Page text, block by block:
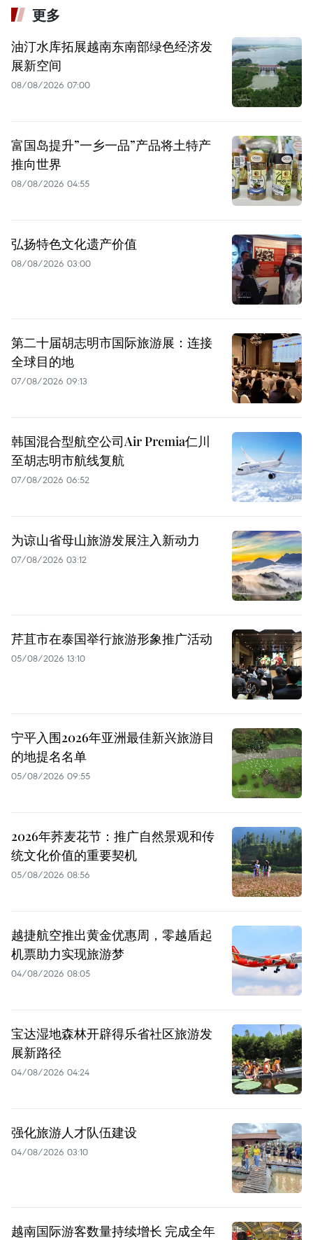
更多
油汀水库拓展越南东南部绿色经济发
展新空间
08/08/2026 07:00
富国岛提升”一乡一品”产品将土特产
推向世界
08/08/2026 04:55
弘扬特色文化遗产价值
08/08/2026 03:00
第二十届胡志明市国际旅游展：连接
全球目的地
07/08/2026 09:13
韩国混合型航空公司Air Premia仁川
至胡志明市航线复航
07/08/2026 06:52
为谅山省母山旅游发展注入新动力
07/08/2026 03:12
芹苴市在泰国举行旅游形象推广活动
05/08/2026 13:10
宁平入围2026年亚洲最佳新兴旅游目
的地提名名单
05/08/2026 09:55
2026年荞麦花节：推广自然景观和传
统文化价值的重要契机
05/08/2026 08:56
越捷航空推出黄金优惠周，零越盾起
机票助力实现旅游梦
04/08/2026 08:05
宝达湿地森林开辟得乐省社区旅游发
展新路径
04/08/2026 04:24
强化旅游人才队伍建设
04/08/2026 03:10
越南国际游客数量持续增长 完成全年